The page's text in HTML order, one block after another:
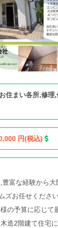
住まい各所,修理
円(税込)
豊富な経験から
ズお任せくださ
の予算に応じて
造2階建て住宅